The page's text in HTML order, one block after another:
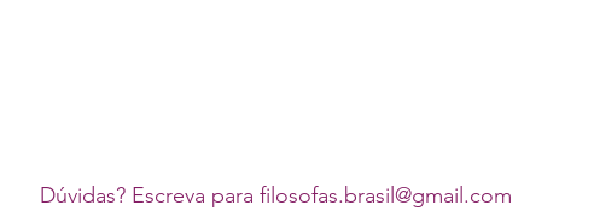
Dúvidas? Escreva para filosofas.brasil@gmail.com